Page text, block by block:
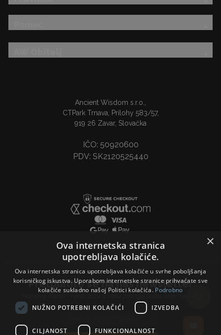
Ancient Wisdom s.r.o.,
CTPark Trnava, Prílohy 583/57,
919 26 Zavar, Slovačka
IČO: 50920600
PDV: SK2120525440
Pretplatite se na naš newsletter
Najnoviji članci i vijesti stižu u vašu pristiglu poštu svaki tjedan.
×
Ova internetska stranica
upotrebljava kolačiće.
Ova internetska stranica upotrebljava kolačiće u svrhe poboljšanja
korisničkog iskustva. Uporabom internetske stranice prihvaćate sve
kolačiće sukladno našoj Politici kolačića. Podrobno
NUŽNO POTREBNI KOLAČIĆI IZVEDBA
CILJANOST FUNKCIONALNOST